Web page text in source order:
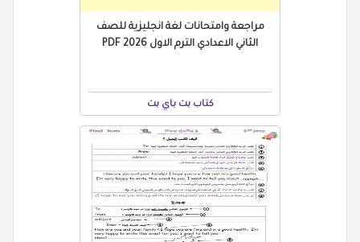
مراجعة وامتحانات لغة انجليزية للصف
الثاني الاعدادي الترم الاول 2026 PDF
كتاب بت باي بت